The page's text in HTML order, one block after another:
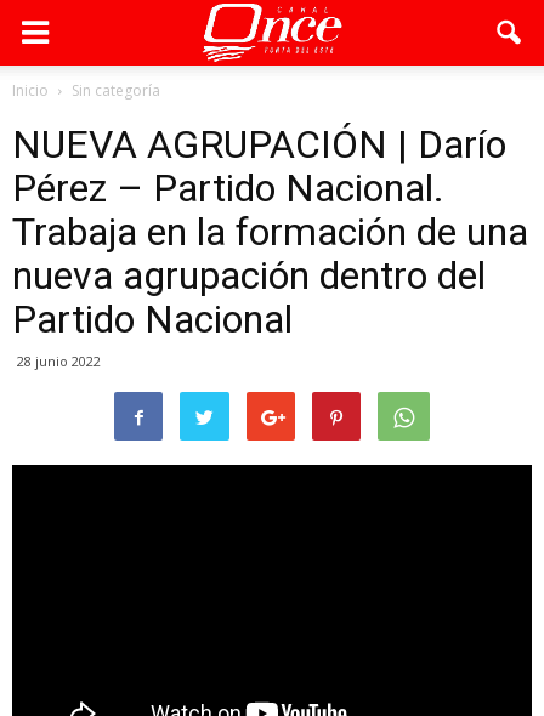
Inicio Sin categoría
NUEVA AGRUPACIÓN | Darío
Pérez – Partido Nacional.
Trabaja en la formación de una
nueva agrupación dentro del
Partido Nacional
28 junio 2022